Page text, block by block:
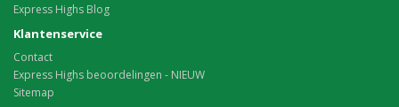
Express Highs Blog
Klantenservice
Contact
Express Highs beoordelingen - NIEUW
Sitemap